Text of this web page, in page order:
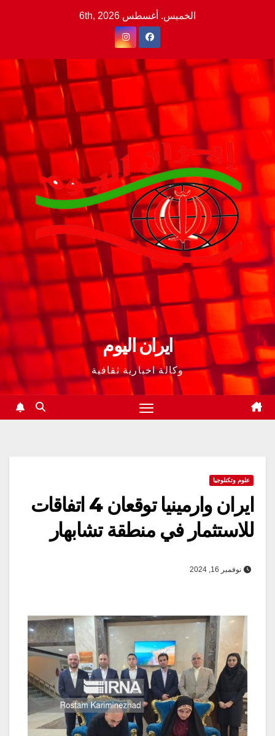
الخميس. أغسطس 6th, 2026
ايران اليوم
وكالة اخبارية ثقافية
علوم وتكنلوجيا
ايران وارمينيا توقعان 4 اتفاقات
للاستثمار في منطقة تشابهار
نوفمبر 16, 2024